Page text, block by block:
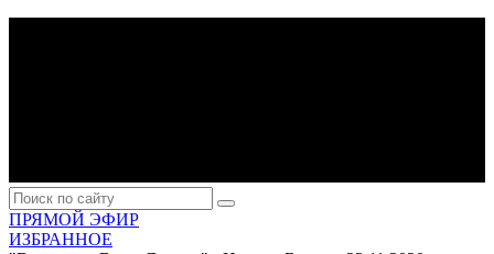
ПРЯМОЙ ЭФИР
ИЗБРАННОЕ